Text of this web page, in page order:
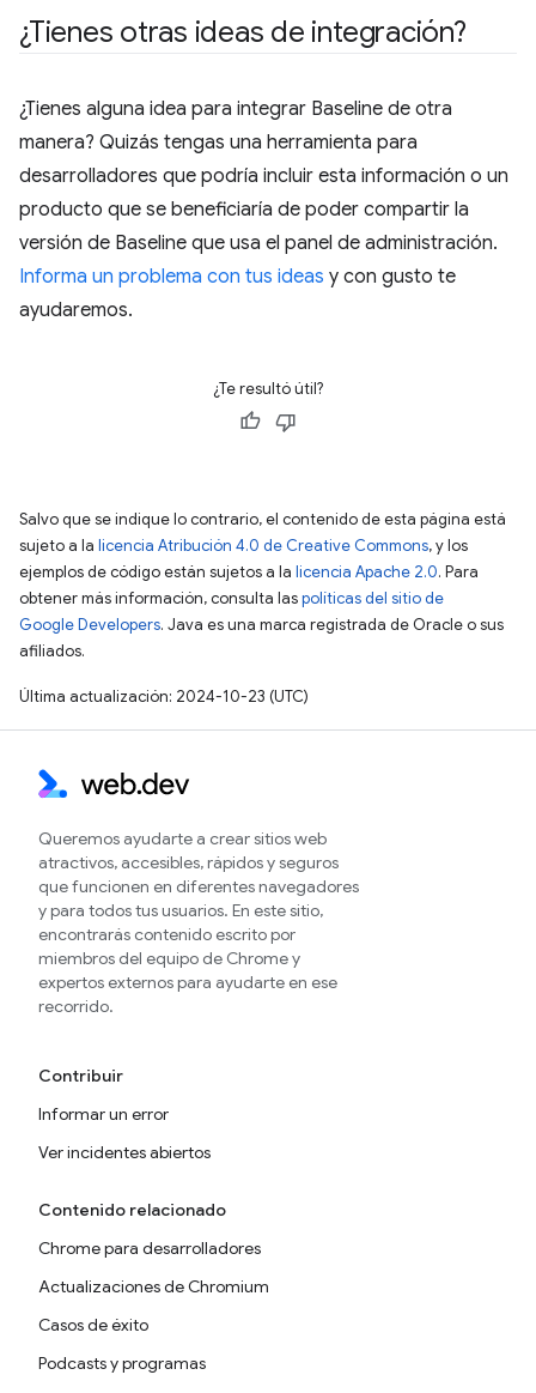
¿Tienes otras ideas de integración?
¿Tienes alguna idea para integrar Baseline de otra
manera? Quizás tengas una herramienta para
desarrolladores que podría incluir esta información o un
producto que se beneficiaría de poder compartir la
versión de Baseline que usa el panel de administración.
Informa un problema con tus ideas y con gusto te
ayudaremos.
¿Te resultó útil?
Salvo que se indique lo contrario, el contenido de esta página está
sujeto a la licencia Atribución 4.0 de Creative Commons, y los
ejemplos de código están sujetos a la licencia Apache 2.0. Para
obtener más información, consulta laspolíticas del sitio de
Google Developers. Java es una marca registrada de Oracle o sus
afiliados.
Última actualización: 2024-10-23 (UTC)
Queremos ayudarte a crear sitios web
atractivos, accesibles, rápidos y seguros
que funcionen en diferentes navegadores
y para todos tus usuarios. En este sitio,
encontrarás contenido escrito por
miembros del equipo de Chrome y
expertos externos para ayudarte en ese
recorrido.
Contribuir
Informar un error
Ver incidentes abiertos
Contenido relacionado
Chrome para desarrolladores
Actualizaciones de Chromium
Casos de éxito
Podcasts y programas